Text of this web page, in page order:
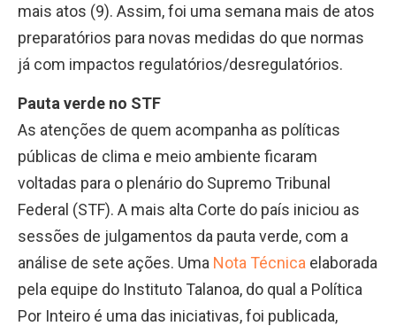
mais atos (9). Assim, foi uma semana mais de atos
preparatórios para novas medidas do que normas
já com impactos regulatórios/desregulatórios.
Pauta verde no STF
As atenções de quem acompanha as políticas
públicas de clima e meio ambiente ficaram
voltadas para o plenário do Supremo Tribunal
Federal (STF). A mais alta Corte do país iniciou as
sessões de julgamentos da pauta verde, com a
análise de sete ações. Uma Nota Técnica elaborada
pela equipe do Instituto Talanoa, do qual a Política
Por Inteiro é uma das iniciativas, foi publicada,